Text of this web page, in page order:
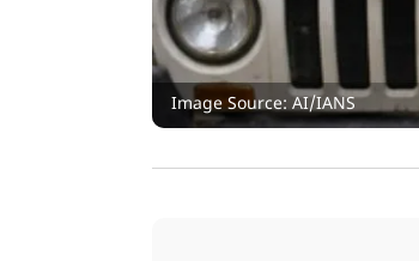
Image Source: AI/IANS